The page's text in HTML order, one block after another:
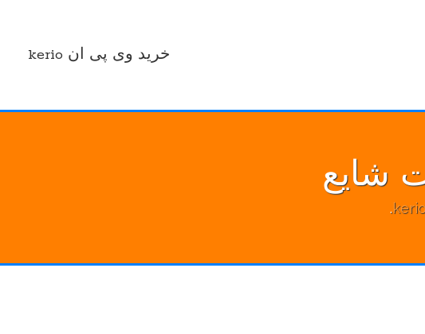
خرید وی پی ان kerio
.